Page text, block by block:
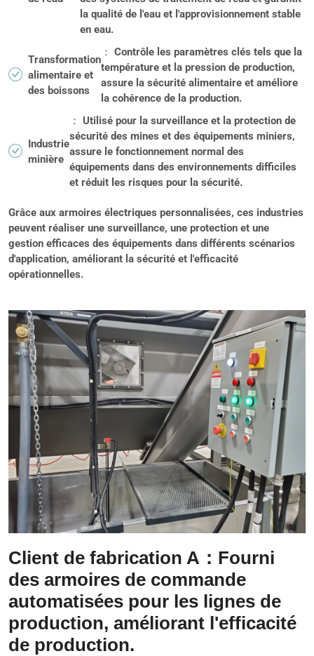
la qualité de l'eau et l'approvisionnement stable
en eau.
Transformation
alimentaire et
des boissons
： Contrôle les paramètres clés tels que la
température et la pression de production,
assure la sécurité alimentaire et améliore
la cohérence de la production.
Industrie
minière
： Utilisé pour la surveillance et la protection de
sécurité des mines et des équipements miniers,
assure le fonctionnement normal des
équipements dans des environnements difficiles
et réduit les risques pour la sécurité.
Grâce aux armoires électriques personnalisées, ces industries
peuvent réaliser une surveillance, une protection et une
gestion efficaces des équipements dans différents scénarios
d'application, améliorant la sécurité et l'efficacité
opérationnelles.
Client de fabrication A ：Fourni
des armoires de commande
automatisées pour les lignes de
production, améliorant l'efficacité
de production.